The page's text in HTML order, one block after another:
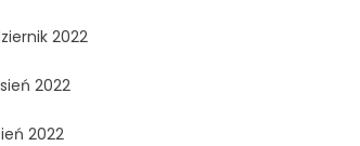
2022
2022
2022